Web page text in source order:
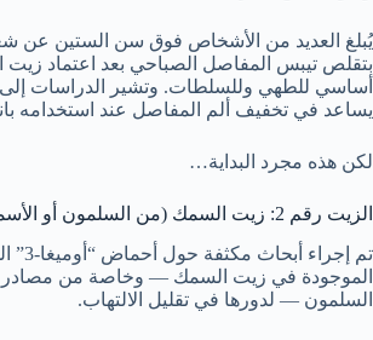
يُبلغ العديد من الأشخاص فوق سن الستين عن
بتقلص تيبس المفاصل الصباحي بعد اعتماد زيت
أساسي للطهي وللسلطات. وتشير الدراسات إلى
يساعد في تخفيف ألم المفاصل عند استخدامه
لكن هذه مجرد البداية…
الزيت رقم 2: زيت السمك (من السلمون أو الأسماك الدهنية)
تم إجراء أبحاث
الموجودة في زيت السمك — وخاصة من
السلمون — لدورها في تقليل الالتهاب.